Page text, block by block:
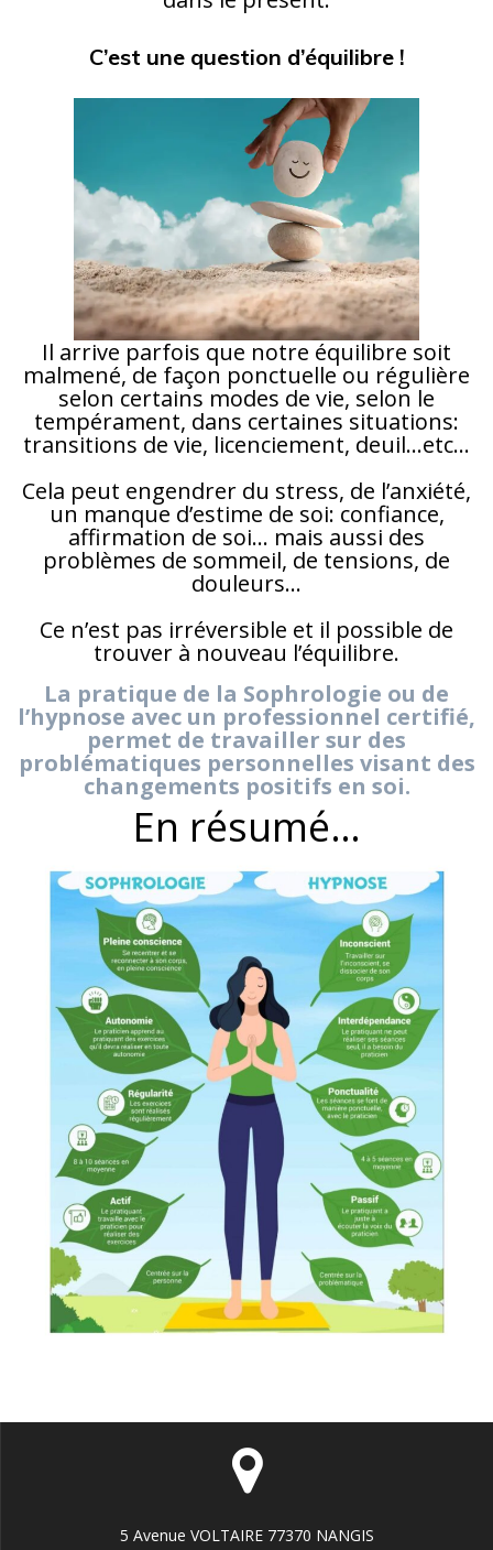
C’est une question d’équilibre !
Il arrive parfois que notre équilibre soit
malmené, de façon ponctuelle ou régulière
selon certains modes de vie, selon le
tempérament, dans certaines situations:
transitions de vie, licenciement, deuil…etc…
Cela peut engendrer du stress, de l’anxiété,
un manque d’estime de soi: confiance,
affirmation de soi… mais aussi des
problèmes de sommeil, de tensions, de
douleurs…
Ce n’est pas irréversible et il possible de
trouver à nouveau l’équilibre.
La pratique de la Sophrologie ou de
l’hypnose avec un professionnel certifié,
permet de travailler sur des
problématiques personnelles visant des
changements positifs en soi.
En résumé…
5 Avenue VOLTAIRE 77370 NANGIS